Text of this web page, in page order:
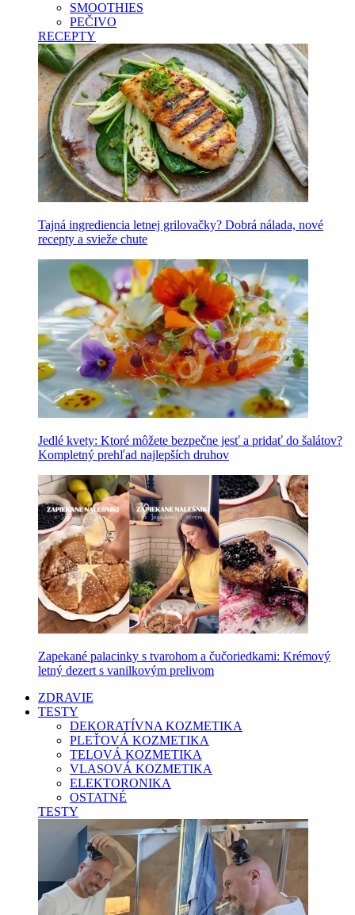
SMOOTHIES
PEČIVO
RECEPTY
Tajná ingrediencia letnej grilovačky? Dobrá nálada, nové
recepty a svieže chute
Jedlé kvety: Ktoré môžete bezpečne jesť a pridať do šalátov?
Kompletný prehľad najlepších druhov
Zapekané palacinky s tvarohom a čučoriedkami: Krémový
letný dezert s vanilkovým prelivom
ZDRAVIE
TESTY
DEKORATÍVNA KOZMETIKA
PLEŤOVÁ KOZMETIKA
TELOVÁ KOZMETIKA
VLASOVÁ KOZMETIKA
ELEKTORONIKA
OSTATNÉ
TESTY